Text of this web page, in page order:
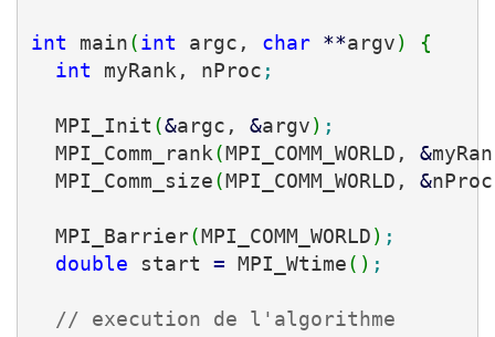
int main(int argc, char **argv)
{
int myRank, nProc ;
  MPI_Init
(&argc, &argv) ;
  MPI_Comm_rank
(MPI_COMM_WORLD, &
  MPI_Comm_size
(MPI_COMM_WORLD, &nProc
  MPI_Barrier
(MPI_COMM_WORLD) ;
double start = MPI_Wtime( ) ;
// execution de l'algorithme